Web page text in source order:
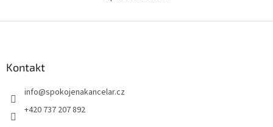
l
Kontakt
info@spokojenakancelar.cz
+420 737 207 892